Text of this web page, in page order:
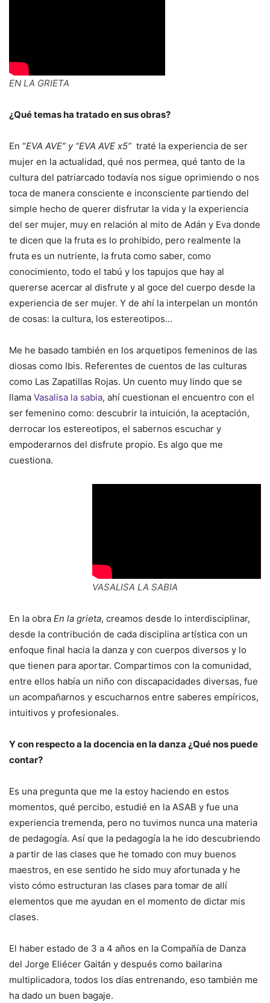
EN LA GRIETA
¿Qué temas ha tratado en sus obras?
En “EVA AVE” y “EVA AVE x5” traté la experiencia de ser
mujer en la actualidad, qué nos permea, qué tanto de la
cultura del patriarcado todavía nos sigue oprimiendo o nos
toca de manera consciente e inconsciente partiendo del
simple hecho de querer disfrutar la vida y la experiencia
del ser mujer, muy en relación al mito de Adán y Eva donde
te dicen que la fruta es lo prohibido, pero realmente la
fruta es un nutriente, la fruta como saber, como
conocimiento, todo el tabú y los tapujos que hay al
quererse acercar al disfrute y al goce del cuerpo desde la
experiencia de ser mujer. Y de ahí la interpelan un montón
de cosas: la cultura, los estereotipos…
Me he basado también en los arquetipos femeninos de las
diosas como Ibis. Referentes de cuentos de las culturas
como Las Zapatillas Rojas. Un cuento muy lindo que se
llama Vasalisa la sabia, ahí cuestionan el encuentro con el
ser femenino como: descubrir la intuición, la aceptación,
derrocar los estereotipos, el sabernos escuchar y
empoderarnos del disfrute propio. Es algo que me
cuestiona.
VASALISA LA SABIA
En la obra En la grieta, creamos desde lo interdisciplinar,
desde la contribución de cada disciplina artística con un
enfoque final hacia la danza y con cuerpos diversos y lo
que tienen para aportar. Compartimos con la comunidad,
entre ellos había un niño con discapacidades diversas, fue
un acompañarnos y escucharnos entre saberes empíricos,
intuitivos y profesionales.
Y con respecto a la docencia en la danza ¿Qué nos puede
contar?
Es una pregunta que me la estoy haciendo en estos
momentos, qué percibo, estudié en la ASAB y fue una
experiencia tremenda, pero no tuvimos nunca una materia
de pedagogía. Así que la pedagogía la he ido descubriendo
a partir de las clases que he tomado con muy buenos
maestros, en ese sentido he sido muy afortunada y he
visto cómo estructuran las clases para tomar de allí
elementos que me ayudan en el momento de dictar mis
clases.
El haber estado de 3 a 4 años en la Compañía de Danza
del Jorge Eliécer Gaitán y después como bailarina
multiplicadora, todos los días entrenando, eso también me
ha dado un buen bagaje.